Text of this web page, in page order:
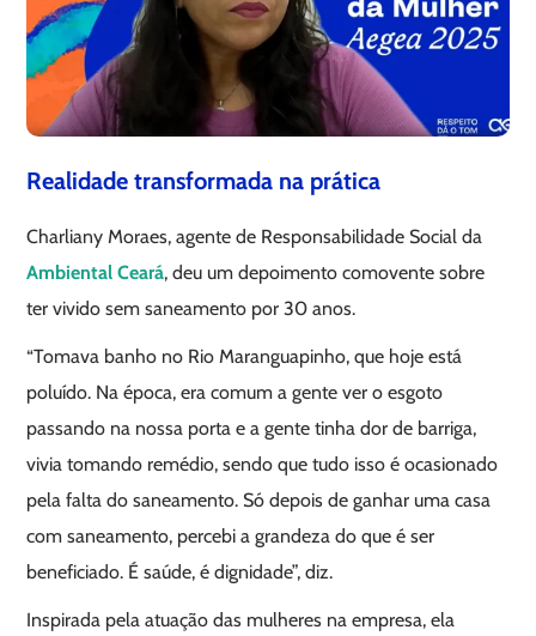
Realidade transformada na prática
Charliany Moraes, agente de Responsabilidade Social da
Ambiental Ceará, deu um depoimento comovente sobre
ter vivido sem saneamento por 30 anos.
“Tomava banho no Rio Maranguapinho, que hoje está
poluído. Na época, era comum a gente ver o esgoto
passando na nossa porta e a gente tinha dor de barriga,
vivia tomando remédio, sendo que tudo isso é ocasionado
pela falta do saneamento. Só depois de ganhar uma casa
com saneamento, percebi a grandeza do que é ser
beneficiado. É saúde, é dignidade”, diz.
Inspirada pela atuação das mulheres na empresa, ela